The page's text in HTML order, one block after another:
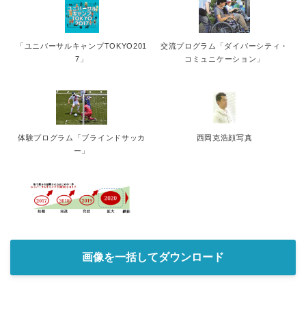
「ユニバーサルキャンプTOKYO201
7」
交流プログラム「ダイバーシティ・
コミュニケーション」
体験プログラム「ブラインドサッカ
ー」
西岡克浩顔写真
画像を一括してダウンロード